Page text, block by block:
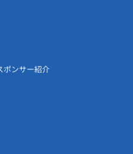
ポンサー紹介